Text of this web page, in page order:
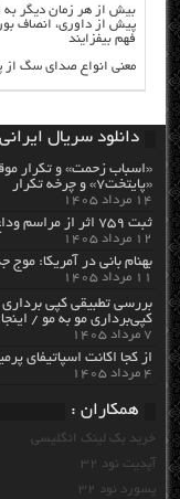
بیش از هر زمان دیگر به
پیش از داوری، انصاف
فهم بیفزایند
معنی انواع صدای سگ از
دانلود سریال
«اسباب زحمت» و تکرار
«پایتخت۷» و چرخه تکرار
۱۴ مرداد ۱۴۰۵
ثبت ۷۵۹ اثر از مراسم وداع و تشییع رهبر شهید انقلاب
۱۲ مرداد ۱۴۰۵
بهنام بانی در آمریکا:
۱۱ مرداد ۱۴۰۵
بررسی تطبیقی کپی
کپی‌برداری مو به مو /
۷ مرداد ۱۴۰۵
از کجا اکانت اسپاتیفای پرمیوم بخریم؟
۴ مرداد ۱۴۰۵
همکاران :
خرید بک لینک انگلیسی
آپدیت نود 32
پسورد نود 32